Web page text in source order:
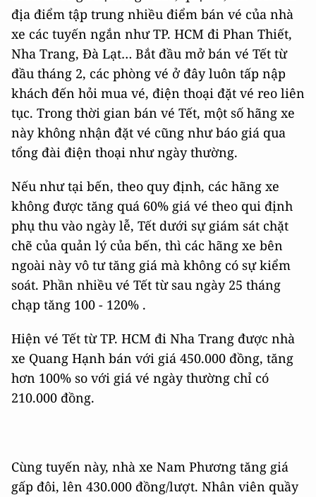
địa điểm tập trung nhiều điểm bán vé của nhà
xe các tuyến ngắn như TP. HCM đi Phan Thiết,
Nha Trang, Đà Lạt… Bắt đầu mở bán vé Tết từ
đầu tháng 2, các phòng vé ở đây luôn tấp nập
khách đến hỏi mua vé, điện thoại đặt vé reo liên
tục. Trong thời gian bán vé Tết, một số hãng xe
này không nhận đặt vé cũng như báo giá qua
tổng đài điện thoại như ngày thường.
Nếu như tại bến, theo quy định, các hãng xe
không được tăng quá 60% giá vé theo qui định
phụ thu vào ngày lễ, Tết dưới sự giám sát chặt
chẽ của quản lý của bến, thì các hãng xe bên
ngoài này vô tư tăng giá mà không có sự kiểm
soát. Phần nhiều vé Tết từ sau ngày 25 tháng
chạp tăng 100 - 120% .
Hiện vé Tết từ TP. HCM đi Nha Trang được nhà
xe Quang Hạnh bán với giá 450.000 đồng, tăng
hơn 100% so với giá vé ngày thường chỉ có
210.000 đồng.
Cùng tuyến này, nhà xe Nam Phương tăng giá
gấp đôi, lên 430.000 đồng/lượt. Nhân viên quầy